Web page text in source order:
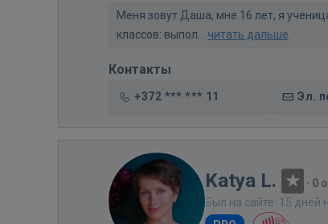
Меня зовут Даша, мне 16 лет, я
классов: выпол... читать дальше
Контакты
+372 *** *** 11 Эл.
Katya L. · 0
Был на сайте: 15 дней